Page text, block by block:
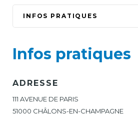
INFOS PRATIQUES
Infos pratiques
ADRESSE
111 AVENUE DE PARIS
51000 CHÂLONS-EN-CHAMPAGNE